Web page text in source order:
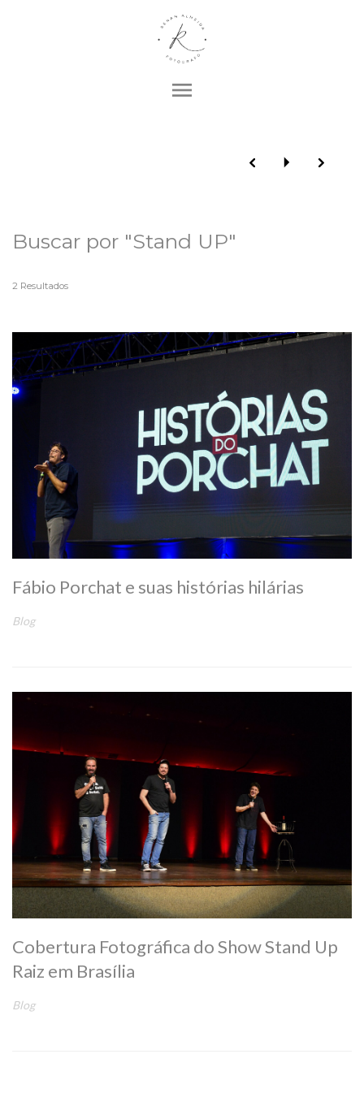
menu
Buscar por "Stand UP"
2 Resultados
Fábio Porchat e suas histórias hilárias
Blog
Cobertura Fotográfica do Show Stand Up
Raiz em Brasília
Blog